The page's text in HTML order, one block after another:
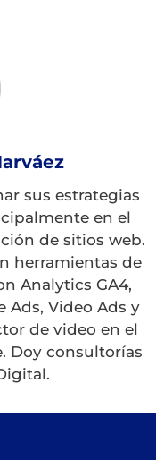
sus estrategias
en el
de sitios web.
herramientas de
Analytics GA4,
Ads, Video Ads y
de video en el
Doy consultorías